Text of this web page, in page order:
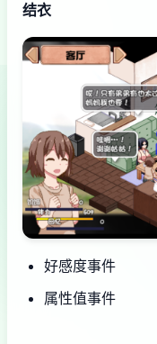
结衣
好感度事件
属性值事件